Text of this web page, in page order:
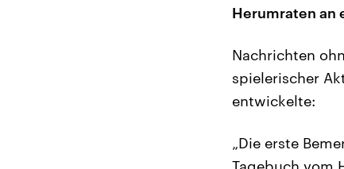
Herumraten an
Nachrichten
spielerischer
entwickelte:
„Die erste